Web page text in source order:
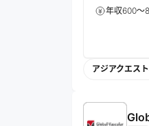
年収600～
アジアクエス